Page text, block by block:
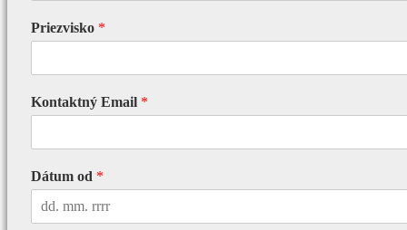
Priezvisko *
Kontaktný Email *
Dátum od *